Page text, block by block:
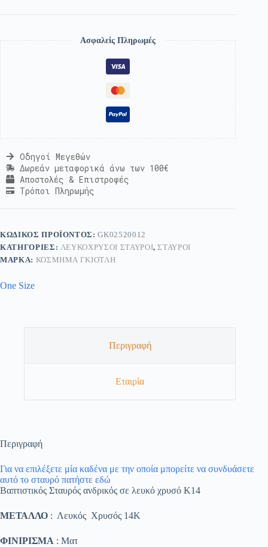
Ασφαλείς Πληρωμές
Οδηγοί Μεγεθών
Δωρεάν μεταφορικά άνω των 100€
Αποστολές & Επιστροφές
Τρόποι Πληρωμής
ΚΩΔΙΚΌΣ ΠΡΟΪΌΝΤΟΣ:GK02520012
ΚΑΤΗΓΟΡΊΕΣ: ΛΕΥΚΌΧΡΥΣΟΙ ΣΤΑΥΡΟΊ,ΣΤΑΥΡΟΊ
ΜΆΡΚΑ: ΚΟΣΜΗΜΑ ΓΚΙΟΤΛΗ
One Size
Περιγραφή
Εταιρία
Περιγραφή
Για να επιλέξετε μία καδένα με την οποία μπορείτε να συνδυάσετε
αυτό το σταυρό πατήστε εδώ
Βαπτιστικός Σταυρός ανδρικός σε λευκό χρυσό K14
ΜΕΤΑΛΛΟ : Λευκός Χρυσός 14K
ΦΙΝΙΡΙΣΜΑ : Ματ